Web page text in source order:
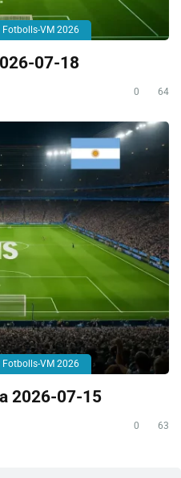
Fotbolls-VM 2026
07-18
0 64
Fotbolls-VM 2026
2026-07-15
0 63